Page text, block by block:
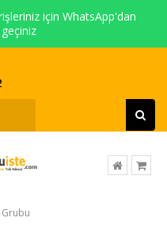
için WhatsApp'dan